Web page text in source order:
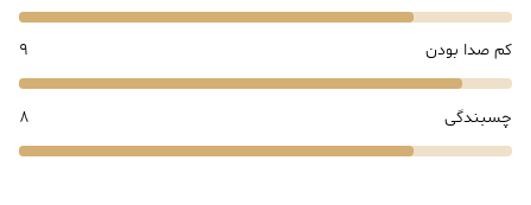
کم صدا بودن 9
چسبندگی 8